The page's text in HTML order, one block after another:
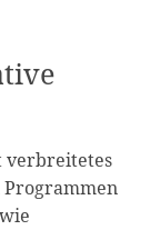
verbreitetes
Programmen